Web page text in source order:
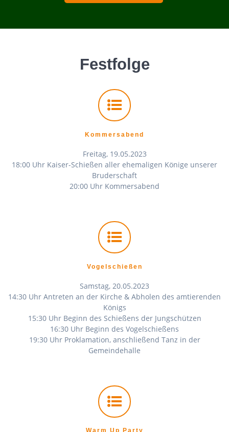
Festfolge
Kommersabend
Freitag, 19.05.2023
18:00 Uhr Kaiser-Schießen aller ehemaligen Könige unserer
Bruderschaft
20:00 Uhr Kommersabend
Vogelschießen
Samstag, 20.05.2023
14:30 Uhr Antreten an der Kirche & Abholen des amtierenden
Königs
15:30 Uhr Beginn des Schießens der Jungschützen
16:30 Uhr Beginn des Vogelschießens
19:30 Uhr Proklamation, anschließend Tanz in der
Gemeindehalle